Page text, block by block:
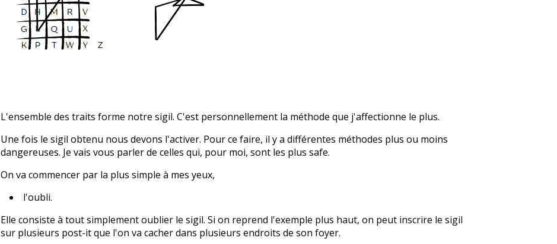
L'ensemble des traits forme notre sigil. C'est personnellement la méthode que j'affectionne le plus.
Une fois le sigil obtenu nous devons l'activer. Pour ce faire, il y a différentes méthodes plus ou moins
dangereuses. Je vais vous parler de celles qui, pour moi, sont les plus safe.
On va commencer par la plus simple à mes yeux,
l'oubli.
Elle consiste à tout simplement oublier le sigil. Si on reprend l'exemple plus haut, on peut inscrire le sigil
sur plusieurs post-it que l'on va cacher dans plusieurs endroits de son foyer.